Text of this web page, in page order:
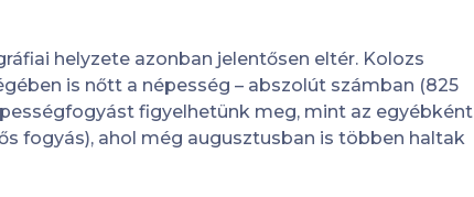
helyzete azonban jelentősen eltér. Kolozs
is nőtt a népesség – abszolút számban (825
figyelhetünk meg, mint az egyébként
fogyás), ahol még augusztusban is többen haltak